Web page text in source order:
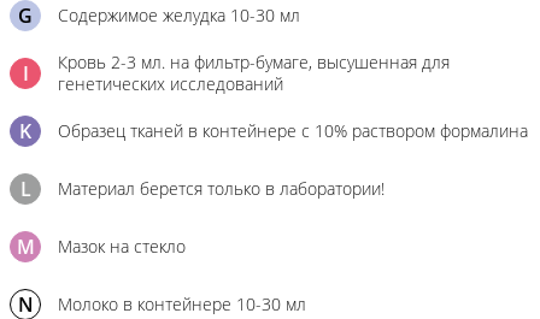
G Содержимое желудка 10-30 мл
I
Кровь 2-3 мл. на фильтр-бумаге, высушенная для
генетических исследований
K Образец тканей в контейнере с 10% раствором формалина
L Материал берется только в лаборатории!
M Мазок на стекло
N Молоко в контейнере 10-30 мл